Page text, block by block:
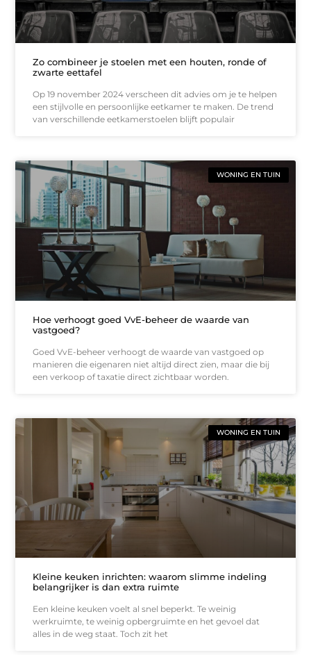
Zo combineer je stoelen met een houten, ronde of
zwarte eettafel
Op 19 november 2024 verscheen dit advies om je te helpen
een stijlvolle en persoonlijke eetkamer te maken. De trend
van verschillende eetkamerstoelen blijft populair
WONING EN TUIN
Hoe verhoogt goed VvE-beheer de waarde van
vastgoed?
Goed VvE-beheer verhoogt de waarde van vastgoed op
manieren die eigenaren niet altijd direct zien, maar die bij
een verkoop of taxatie direct zichtbaar worden.
WONING EN TUIN
Kleine keuken inrichten: waarom slimme indeling
belangrijker is dan extra ruimte
Een kleine keuken voelt al snel beperkt. Te weinig
werkruimte, te weinig opbergruimte en het gevoel dat
alles in de weg staat. Toch zit het